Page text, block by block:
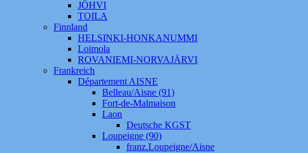
JÖHVI
TOILA
Finnland
HELSINKI-HONKANUMMI
Loimola
ROVANIEMI-NORVAJÄRVI
Frankreich
Département AISNE
Belleau/Aisne (91)
Fort-de-Malmaison
Laon
Deutsche KGST
Loupeigne (90)
franz.Loupeigne/Aisne